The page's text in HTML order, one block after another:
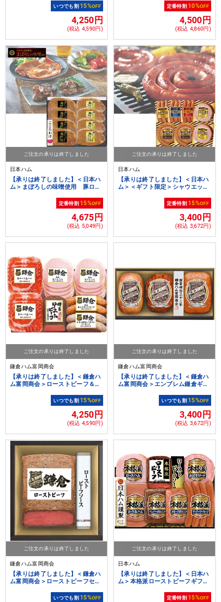
いつでも割 15%OFF
4,250円
(税込 4,590円)
定番特割 10%OFF
4,500円
(税込 4,860円)
ご注文の承りは終了しました
日本ハム
【承りは終了しました】＜日本ハ
ム＞まぼろしの味噌使用 豚ロー
定番特割 15%OFF
4,675円
(税込 5,049円)
ご注文の承りは終了しました
日本ハム
【承りは終了しました】＜日本ハ
ム＞＜ギフト限定＞シャウエッセ
定番特割 15%OFF
3,400円
(税込 3,672円)
ご注文の承りは終了しました
鎌倉ハム富岡商会
【承りは終了しました】＜鎌倉ハ
ム富岡商会＞ローストビーフ＆オ
いつでも割 15%OFF
4,250円
(税込 4,590円)
ご注文の承りは終了しました
鎌倉ハム富岡商会
【承りは終了しました】＜鎌倉ハ
ム富岡商会＞エンブレム鎌倉ギフ
いつでも割 15%OFF
3,400円
(税込 3,672円)
ご注文の承りは終了しました
鎌倉ハム富岡商会
【承りは終了しました】＜鎌倉ハ
ム富岡商会＞ローストビーフセッ
いつでも割 15%OFF
ご注文の承りは終了しました
日本ハム
【承りは終了しました】＜日本ハ
ム＞本格派ローストビーフギフト
定番特割 15%OFF